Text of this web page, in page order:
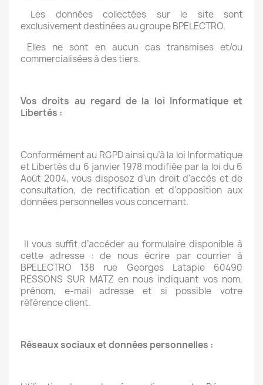
Les données collectées sur le site sont
exclusivement destinées au groupe BPELECTRO.
Elles ne sont en aucun cas transmises et/ou
commercialisées à des tiers.
Vos droits au regard de la loi Informatique et
Libertés :
Conformément au RGPD ainsi qu’à la loi Informatique
et Libertés du 6 janvier 1978 modifiée par la loi du 6
Août 2004, vous disposez d'un droit d'accès et de
consultation, de rectification et d’opposition aux
données personnelles vous concernant.
Il vous suffit d’accéder au formulaire disponible à
cette adresse : de nous écrire par courrier à
BPELECTRO 138 rue Georges Latapie 60490
RESSONS SUR MATZ en nous indiquant vos nom,
prénom, e-mail adresse et si possible votre
référence client.
Réseaux sociaux et données personnelles :